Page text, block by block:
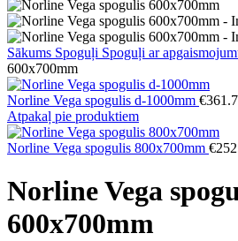
Sākums Spoguļi Spoguļi ar
600x700mm
Norline Vega spogulis d-1000mm €
Atpakaļ pie produktiem
Norline Vega spogulis 800x700mm €
Norline Vega
600x700mm